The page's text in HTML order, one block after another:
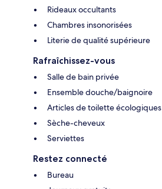
Rideaux occultants
Chambres insonorisées
Literie de qualité supérieure
Rafraîchissez-vous
Salle de bain privée
Ensemble douche/baignoire
Articles de toilette écologiques
Sèche-cheveux
Serviettes
Restez connecté
Bureau